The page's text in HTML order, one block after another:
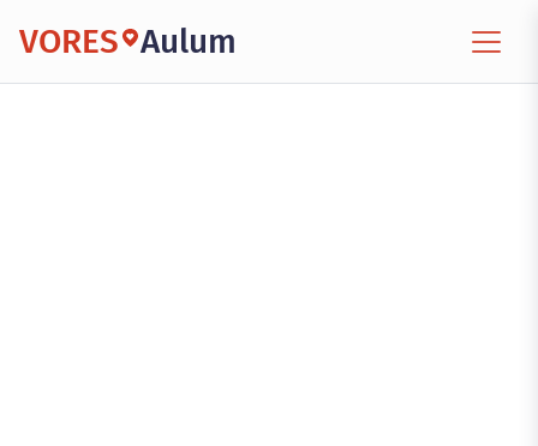
VORES Aulum